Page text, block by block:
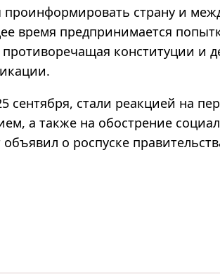
проинформировать страну и
время предпринимается
противоречащая конституции и
сентября, стали реакцией на
а также на обострение
о роспуске